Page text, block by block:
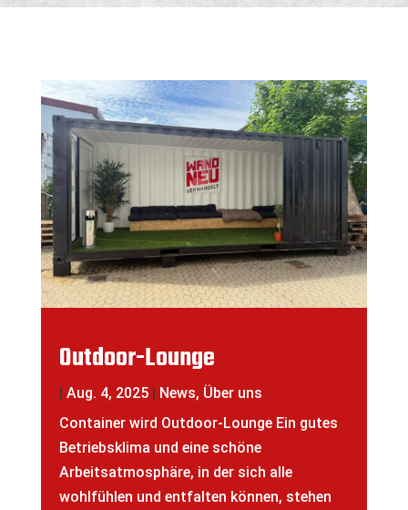
Outdoor-Lounge
Aug. 4, 2025 News, Über uns
Container wird Outdoor-Lounge Ein gutes
Betriebsklima und eine schöne
Arbeitsatmosphäre, in der sich alle
wohlfühlen und entfalten können, stehen